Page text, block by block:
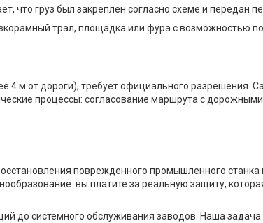
что груз был закреплен согласно схеме и передан
трал, площадка или фура с возможностью
м от дороги), требует официального разрешения.
процессы: согласование маршрута с
поврежденного промышленного
вы платите за реальную защиту,
до системного обслуживания заводов. Наша